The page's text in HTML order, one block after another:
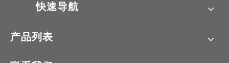
快速导航
产品列表